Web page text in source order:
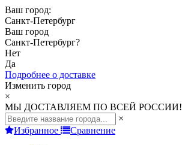
Ваш город:
Санкт-Петербург
Ваш город
Санкт-Петербург?
Нет
Да
Подробнее о доставке
Изменить город
×
МЫ ДОСТАВЛЯЕМ ПО ВСЕЙ РОССИИ!
×
Избранное
Сравнение